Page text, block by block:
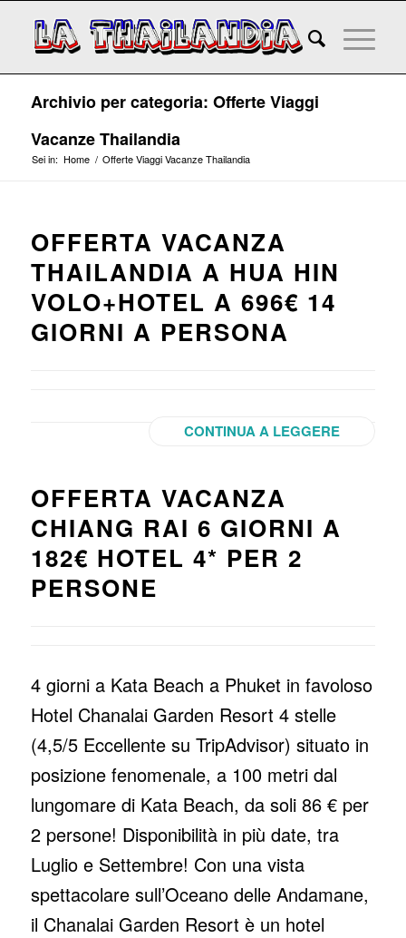
Archivio per categoria: Offerte Viaggi
Vacanze Thailandia
Sei in: Home / Offerte Viaggi Vacanze Thailandia
OFFERTA VACANZA
THAILANDIA A HUA HIN
VOLO+HOTEL A 696€ 14
GIORNI A PERSONA
CONTINUA A LEGGERE
OFFERTA VACANZA
CHIANG RAI 6 GIORNI A
182€ HOTEL 4* PER 2
PERSONE
4 giorni a Kata Beach a Phuket in favoloso
Hotel Chanalai Garden Resort 4 stelle
(4,5/5 Eccellente su TripAdvisor) situato in
posizione fenomenale, a 100 metri dal
lungomare di Kata Beach, da soli 86 € per
2 persone! Disponibilità in più date, tra
Luglio e Settembre! Con una vista
spettacolare sull’Oceano delle Andamane,
il Chanalai Garden Resort è un hotel